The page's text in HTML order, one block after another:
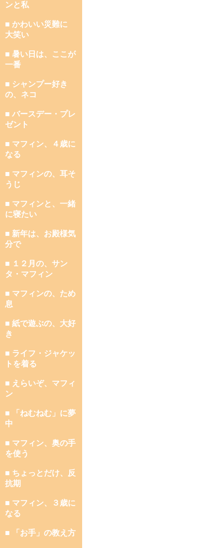
ンと私
■ かわいい災難に
大笑い
■ 暑い日は、ここが
一番
■ シャンプー好き
の、ネコ
■ バースデー・プレ
ゼント
■ マフィン、４歳に
なる
■ マフィンの、耳そ
うじ
■ マフィンと、一緒
に寝たい
■ 新年は、お殿様気
分で
■ １２月の、サン
タ・マフィン
■ マフィンの、ため
息
■ 紙で遊ぶの、大好
き
■ ライフ・ジャケッ
トを着る
■ えらいぞ、マフィ
ン
■ 「ねむねむ」に夢
中
■ マフィン、奥の手
を使う
■ ちょっとだけ、反
抗期
■ マフィン、３歳に
なる
■ 「お手」の教え方